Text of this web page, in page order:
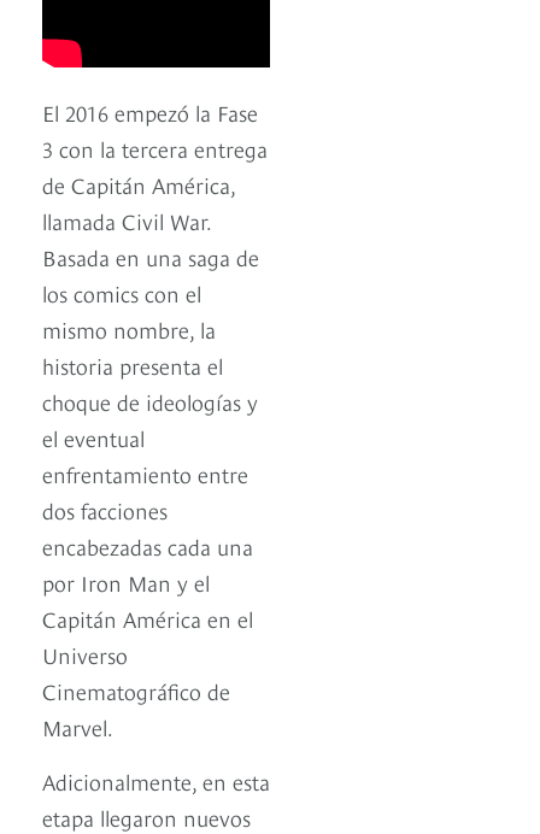
El 2016 empezó la Fase
3 con la tercera entrega
de Capitán América,
llamada Civil War.
Basada en una saga de
los comics con el
mismo nombre, la
historia presenta el
choque de ideologías y
el eventual
enfrentamiento entre
dos facciones
encabezadas cada una
por Iron Man y el
Capitán América en el
Universo
Cinematográfico de
Marvel.
Adicionalmente, en esta
etapa llegaron nuevos